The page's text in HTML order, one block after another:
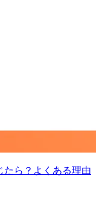
たら？よくある理由